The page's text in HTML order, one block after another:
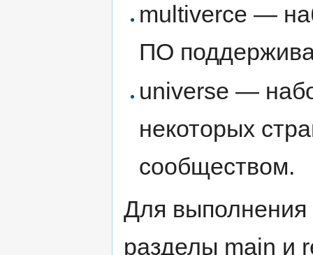
multiverce —
ПО
universe —
некоторых
сообществом.
Для выполнения
разделы main и